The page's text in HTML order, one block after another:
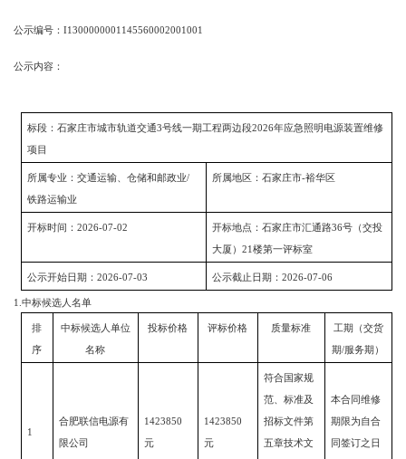
公示编号： I1300000001145560002001001
公示内容：
标段：石家庄市城市轨道交通3号线一期工程两边段2026年应急照明电源装置维修
项目
所属专业：交通运输、仓储和邮政业/
铁路运输业
所属地区：石家庄市-裕华区
开标时间：2026-07-02 开标地点：石家庄市汇通路36号（交投
大厦）21楼第一评标室
公示开始日期：2026-07-03 公示截止日期：2026-07-06
1. 中标候选人名单
排
序
中标候选人单位
名称
投标价格 评标价格 质量标准 工期（交货
期/服务期）
1
合肥联信电源有
限公司
1423850
元
1423850
元
符合国家规
范、标准及
招标文件第
五章技术文
本合同维修
期限为自合
同签订之日